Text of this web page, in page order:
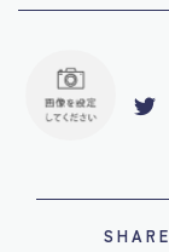
SHARE